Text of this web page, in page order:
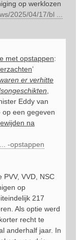
op werklozen
2025/04/17/bl ...
met opstappen:
’
er verhitte
Eddy van
op een gegeven
na
-opstappen
VVD, NSC
op
217
Als optie werd
recht te
anderhalf jaar. In